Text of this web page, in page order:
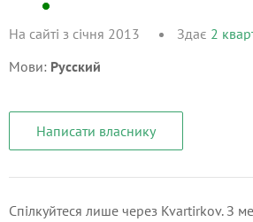
На сайті з січня 2013 Здає 2
Мови: Русский
Написати власнику
Спілкуйтеся лише через Kvartirkov. З